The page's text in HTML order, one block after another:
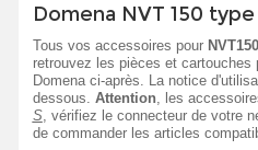
Domena NVT 150 type
Tous vos accessoires pour
retrouvez les pièces et cartouches
Domena ci-après. La notice
dessous. Attention , les
S, vérifiez le connecteur de votre
de commander les articles